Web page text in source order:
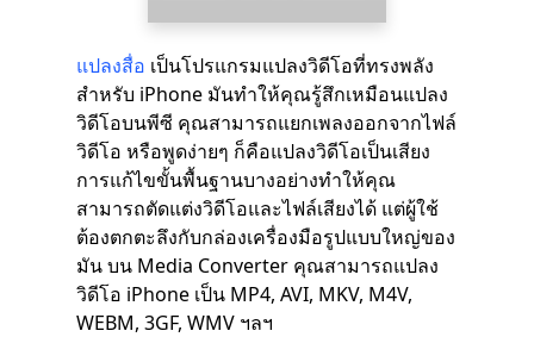
แปลงสื่อ เป็นโปรแกรมแปลงวิดีโอที่ทรงพลัง
สำหรับ iPhone มันทำให้คุณรู้สึกเหมือนแปลง
วิดีโอบนพีซี คุณสามารถแยกเพลงออกจากไฟล์
วิดีโอ หรือพูดง่ายๆ ก็คือแปลงวิดีโอเป็นเสียง
การแก้ไขขั้นพื้นฐานบางอย่างทำให้คุณ
สามารถตัดแต่งวิดีโอและไฟล์เสียงได้ แต่ผู้ใช้
ต้องตกตะลึงกับกล่องเครื่องมือรูปแบบใหญ่ของ
มัน บน Media Converter คุณสามารถแปลง
วิดีโอ iPhone เป็น MP4, AVI, MKV, M4V,
WEBM, 3GF, WMV ฯลฯ